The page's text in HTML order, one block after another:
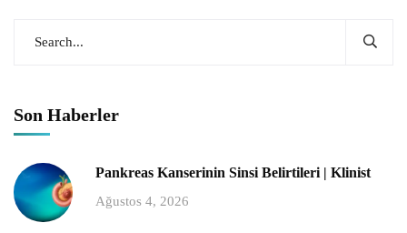
Son Haberler
Pankreas Kanserinin Sinsi Belirtileri | Klinist
Ağustos 4, 2026